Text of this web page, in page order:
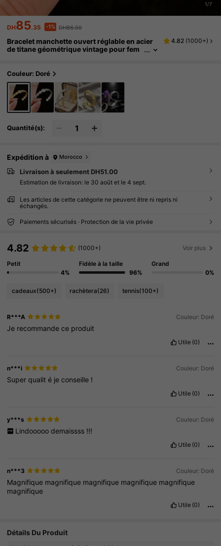
1/7
DH85.35 -1% DH86.00
Bracelet manchette ouvert réglable en acier
de titane géométrique vintage pour fem
4.82 (1000+)
Couleur: Doré
Quantité(s):
Expédition à Morocco
Livraison à seulement DH51.00
Estimation de livraison: le 30 août et le 4 sept.
Les articles de cette catégorie ne peuvent être ni repris ni
échangés.
Paiements sécurisés · Protection de la vie privée
4.82 (1000+) Voir plus
Petit
4%
Fidèle à la taille
96%
Grand
0%
cadeaux(500+) rachètera(26) tennis(100+)
R***A Couleur: Doré
Je recommandece produit
Utile (0)
n***i Couleur: Doré
Superqualité jeconseille !
Utile (0)
y***s Couleur: Doré
Lindooooo demaissss !!!
Utile (0)
n***3 Couleur: Doré
Magnifique magnifique magnifique magnifique magnifique
magnifique
Utile (0)
Détails Du Produit
4.83